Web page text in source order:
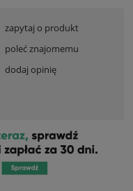
zapytaj o produkt
poleć znajomemu
dodaj opinię